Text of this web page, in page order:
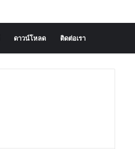
ดาวน์โหลด ติดต่อเรา